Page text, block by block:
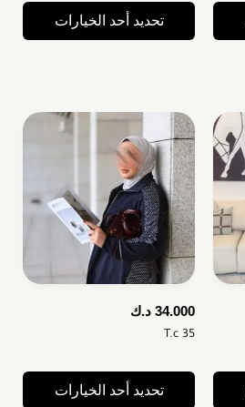
تحديد أحد الخيارات
34.000 د.ك
T.c 35
تحديد أحد الخيارات